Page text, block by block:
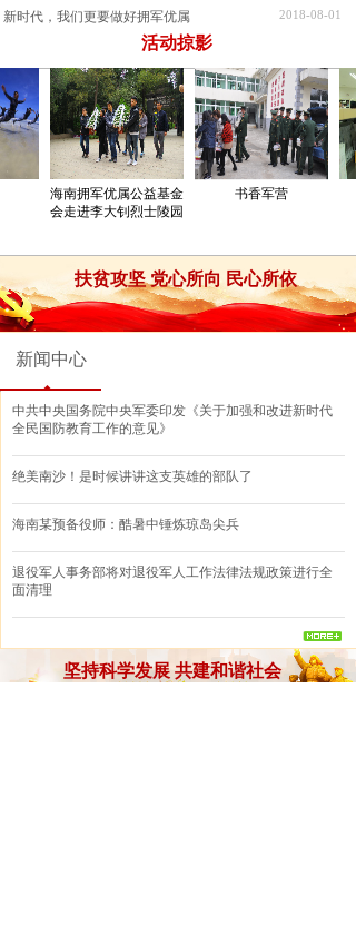
新时代，我们更要做好拥军优属 2018-08-01
活动掠影
海南拥军优属公益基金
会走进李大钊烈士陵园
书香军营
扶贫攻坚 党心所向 民心所依
新闻中心
中共中央国务院中央军委印发《关于加强和改进新时代
全民国防教育工作的意见》
绝美南沙！是时候讲讲这支英雄的部队了
海南某预备役师：酷暑中锤炼琼岛尖兵
退役军人事务部将对退役军人工作法律法规政策进行全
面清理
坚持科学发展 共建和谐社会